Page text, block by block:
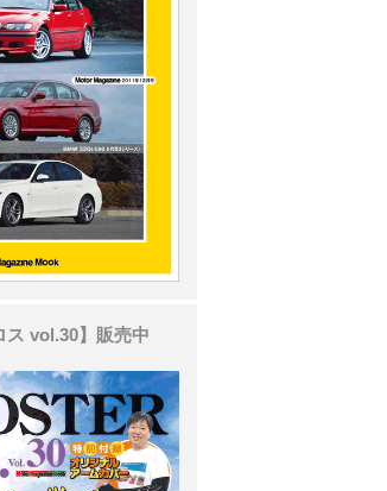
ス vol.30】販売中